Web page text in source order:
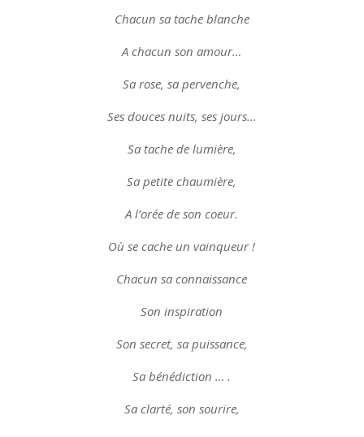
Chacun sa tache blanche
A chacun son amour…
Sa rose, sa pervenche,
Ses douces nuits, ses jours…
Sa tache de lumière,
Sa petite chaumière,
A l’orée de son coeur.
Où se cache un vainqueur !
Chacun sa connaissance
Son inspiration
Son secret, sa puissance,
Sa bénédiction … .
Sa clarté, son sourire,